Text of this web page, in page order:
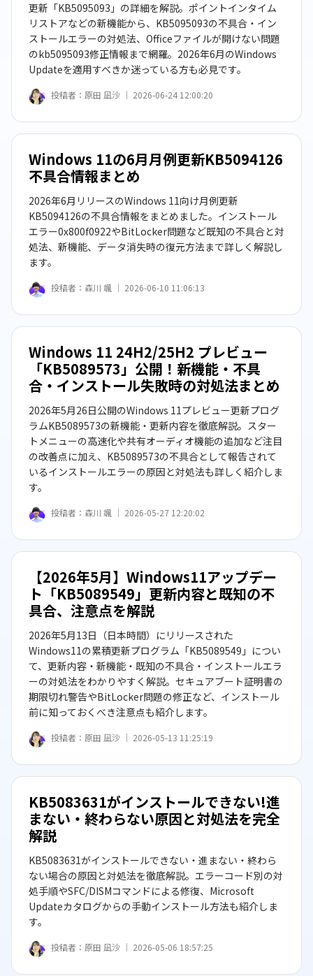
更新「KB5095093」の詳細を解説。ポイントインタイム
リストアなどの新機能から、KB5095093の不具合・イン
ストールエラーの対処法、Officeファイルが開けない問題
のkb5095093修正情報まで網羅。2026年6月のWindows
Updateを適用すべきか迷っている方も必見です。
投稿者： 原田 凪沙 ｜ 2026-06-24 12:00:20
Windows 11の6月月例更新KB5094126
不具合情報まとめ
2026年6月リリースのWindows 11向け月例更新
KB5094126の不具合情報をまとめました。インストール
エラー0x800f0922やBitLocker問題など既知の不具合と対
処法、新機能、データ消失時の復元方法まで詳しく解説し
ます。
投稿者： 森川 颯 ｜ 2026-06-10 11:06:13
Windows 11 24H2/25H2 プレビュー
「KB5089573」公開！新機能・不具
合・インストール失敗時の対処法まとめ
2026年5月26日公開のWindows 11プレビュー更新プログ
ラムKB5089573の新機能・更新内容を徹底解説。スター
トメニューの高速化や共有オーディオ機能の追加など注目
の改善点に加え、KB5089573の不具合として報告されて
いるインストールエラーの原因と対処法も詳しく紹介しま
す。
投稿者： 森川 颯 ｜ 2026-05-27 12:20:02
【2026年5月】Windows11アップデー
ト「KB5089549」更新内容と既知の不
具合、注意点を解説
2026年5月13日（日本時間）にリリースされた
Windows11の累積更新プログラム「KB5089549」につい
て、更新内容・新機能・既知の不具合・インストールエラ
ーの対処法をわかりやすく解説。セキュアブート証明書の
期限切れ警告やBitLocker問題の修正など、インストール
前に知っておくべき注意点も紹介します。
投稿者： 原田 凪沙 ｜ 2026-05-13 11:25:19
KB5083631がインストールできない!進
まない・終わらない原因と対処法を完全
解説
KB5083631がインストールできない・進まない・終わら
ない場合の原因と対処法を徹底解説。エラーコード別の対
処手順やSFC/DISMコマンドによる修復、Microsoft
Updateカタログからの手動インストール方法も紹介しま
す。
投稿者： 原田 凪沙 ｜ 2026-05-06 18:57:25